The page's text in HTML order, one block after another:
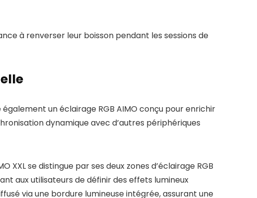
à renverser leur boisson pendant les sessions de
un éclairage RGB AIMO conçu pour enrichir
dynamique avec d’autres périphériques
se distingue par ses deux zones d’éclairage RGB
aux utilisateurs de définir des effets lumineux
via une bordure lumineuse intégrée, assurant une